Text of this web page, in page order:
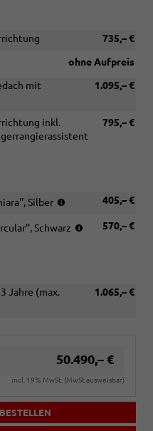
735,– €
ohne Aufpreis
1.095,– €
mit
795,– €
inkl.
405,– €
Silber
(Bereifung
R19)
570,– €
Schwarz
(Bereifung
1.065,– €
Jahre (max.
50.490,– €
incl. 19% MwSt. (MwSt ausweisbar)